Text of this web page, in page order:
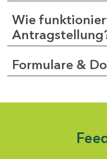
Wie
Formulare &